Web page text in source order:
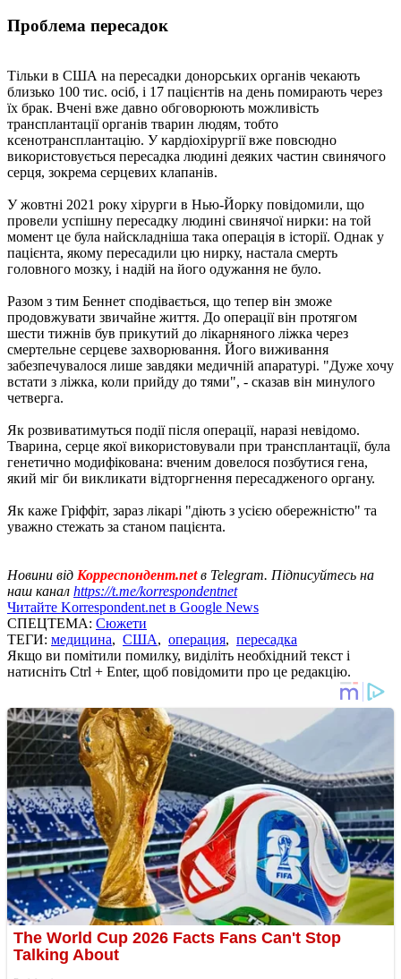
Проблема пересадок
Тільки в США на пересадки донорських органів чекають
близько 100 тис. осіб, і 17 пацієнтів на день помирають через
їх брак. Вчені вже давно обговорюють можливість
трансплантації органів тварин людям, тобто
ксенотрансплантацію. У кардіохірургії вже повсюдно
використовується пересадка людині деяких частин свинячого
серця, зокрема серцевих клапанів.
У жовтні 2021 року хірурги в Нью-Йорку повідомили, що
провели успішну пересадку людині свинячої нирки: на той
момент це була найскладніша така операція в історії. Однак у
пацієнта, якому пересадили цю нирку, настала смерть
головного мозку, і надій на його одужання не було.
Разом з тим Беннет сподівається, що тепер він зможе
продовжувати звичайне життя. До операції він протягом
шести тижнів був прикутий до лікарняного ліжка через
смертельне серцеве захворювання. Його виживання
забезпечувалося лише завдяки медичній апаратурі. "Дуже хочу
встати з ліжка, коли прийду до тями", - сказав він минулого
четверга.
Як розвиватимуться події після операції, наразі невідомо.
Тварина, серце якої використовували при трансплантації, була
генетично модифікована: вченим довелося позбутися гена,
який міг би викликати відторгнення пересадженого органу.
Як каже Гріффіт, зараз лікарі "діють з усією обережністю" та
уважно стежать за станом пацієнта.
Новини від Корреспондент.netв Telegram. Підписуйтесь на
наш канал https://t.me/korrespondentnet
Читайте Korrespondent.net в Google News
СПЕЦТЕМА: Сюжети
ТЕГИ: медицина, США, операция, пересадка
Якщо ви помітили помилку, виділіть необхідний текст і
натисніть Ctrl + Enter, щоб повідомити про це редакцію.